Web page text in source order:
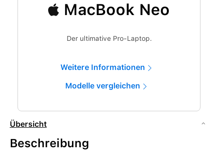
MacBook Neo
Der ultimative Pro-Laptop.
Weitere Informationen
Modelle vergleichen
Übersicht
Beschreibung